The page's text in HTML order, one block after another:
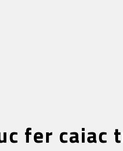
fer caiac